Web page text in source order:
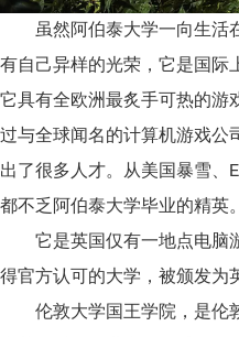
虽然阿伯泰大学一向生活
有自己异样的光荣，它是国际
它具有全欧洲最炙手可热的游
过与全球闻名的计算机游戏公
出了很多人才。从美国暴雪、
都不乏阿伯泰大学毕业的精英。
它是英国仅有一地点电脑
得官方认可的大学，被颁发为
伦敦大学国王学院，是伦